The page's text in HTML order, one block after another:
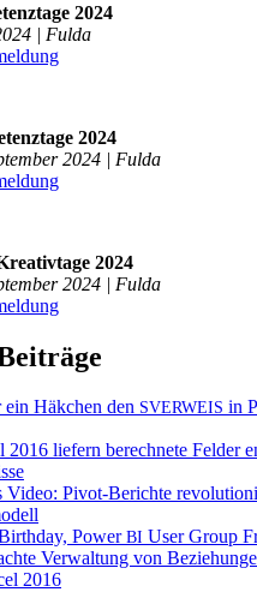
2024
| Fulda
2024
2024 | Fulda
2024
2024 | Fulda
ein Häkchen den SVERWEIS in
2016 liefern berechnete Felder
Video: Pivot-Berichte
PowerBI User Group
Verwaltung von
2016